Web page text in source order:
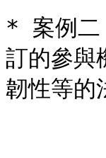
* 案例二
訂的參與